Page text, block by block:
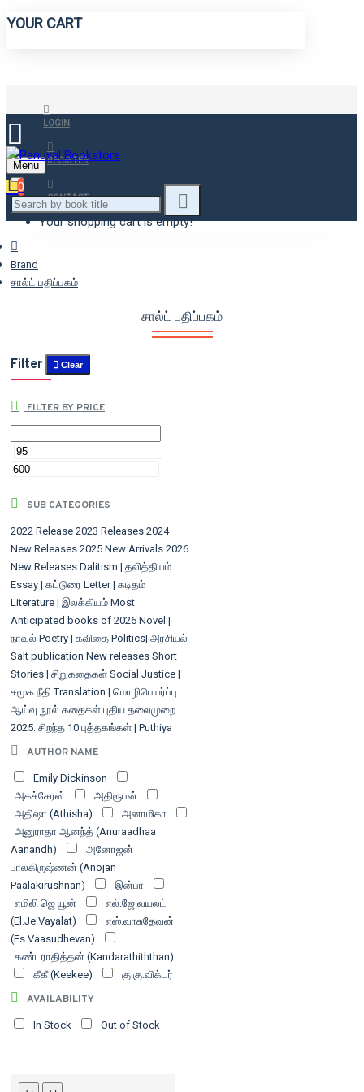
YOUR CART
LOGIN
REGISTER
CONTACT
Menu
0
Your shopping cart is empty!
Brand
சால்ட் பதிப்பகம்
சால்ட் பதிப்பகம்
Filter Clear
FILTER BY PRICE
SUB CATEGORIES
2022 Release 2023 Releases 2024
New Releases 2025 New Arrivals 2026
New Releases Dalitism | தலித்தியம்
Essay | கட்டுரை Letter | கடிதம்
Literature | இலக்கியம் Most
Anticipated books of 2026 Novel |
நாவல் Poetry | கவிதை Politics| அரசியல்
Salt publication New releases Short
Stories | சிறுகதைகள் Social Justice |
சமூக நீதி Translation | மொழிபெயர்ப்பு
ஆய்வு நூல் கதைகள் புதிய தலைமுறை
2025: சிறந்த 10 புத்தகங்கள் | Puthiya
Thalaimurai 2025: Top 10 Books
AUTHOR NAME
Emily Dickinson
அகச்சேரன்
அதிரூபன்
அதிஷா (Athisha)
அனாமிகா
அனுராதா ஆனந்த் (Anuraadhaa
Aanandh)
அனோஜன்
பாலகிருஷ்ணன் (Anojan
Paalakirushnan)
இன்பா
எமிலி ஜெ யூன்
எல்.ஜே.வயலட்
(El.Je.Vayalat)
எஸ்.வாசுதேவன்
(Es.Vaasudhevan)
கண்டராதித்தன் (Kandarathiththan)
கீகீ (Keekee)
கு.கு.விக்டர்
பிரின்ஸ்
ச.துரை
நாராயணன்
சசி இனியன்
Maayaa)
AVAILABILITY
In Stock Out of Stock